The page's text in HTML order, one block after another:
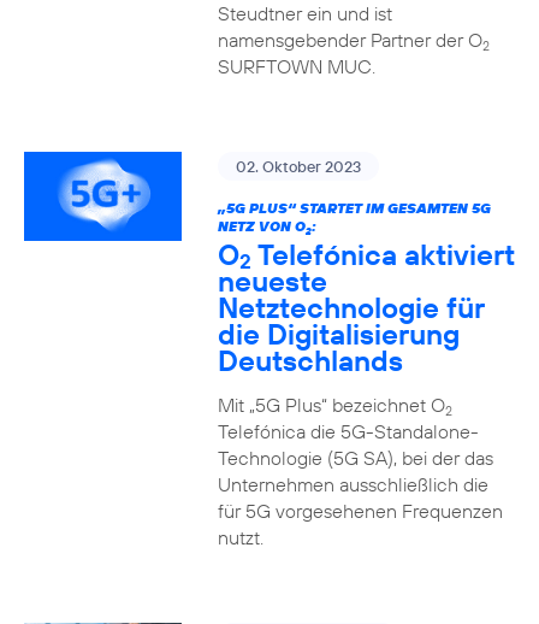
Steudtner ein und ist
namensgebender Partner der O2
SURFTOWN MUC.
02. Oktober 2023
„5G PLUS“ STARTET IM GESAMTEN 5G
NETZ VON O2:
O2 Telefónica aktiviert
neueste
Netztechnologie für
die Digitalisierung
Deutschlands
Mit „5G Plus“ bezeichnet O2
Telefónica die 5G-Standalone-
Technologie (5G SA), bei der das
Unternehmen ausschließlich die
für 5G vorgesehenen Frequenzen
nutzt.